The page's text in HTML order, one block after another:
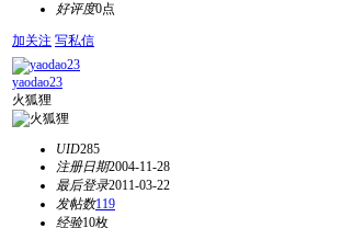
好评度0点
加关注 写私信
yaodao23
火狐狸
UID285
注册日期2004-11-28
最后登录2011-03-22
发帖数119
经验10枚